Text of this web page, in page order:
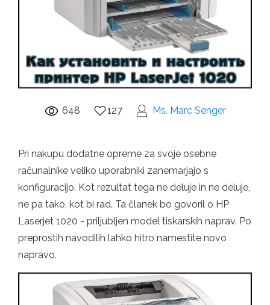
648 127 Ms. Marc Senger
Pri nakupu dodatne opreme za svoje osebne
računalnike veliko uporabniki zanemarjajo s
konfiguracijo. Kot rezultat tega ne deluje in ne deluje,
ne pa tako, kot bi rad. Ta članek bo govoril o HP
Laserjet 1020 - priljubljen model tiskarskih naprav. Po
preprostih navodilih lahko hitro namestite novo
napravo.